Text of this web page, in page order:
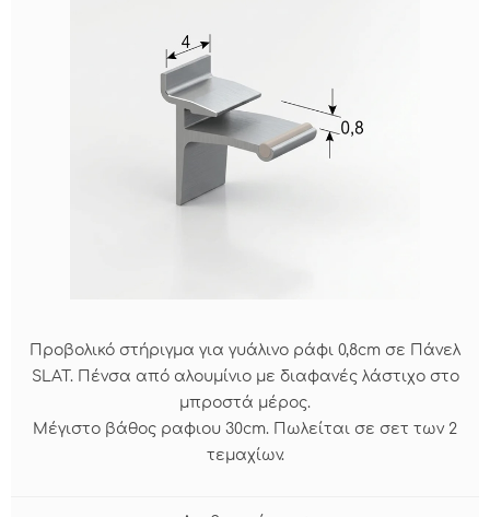
Προβολικό στήριγμα για γυάλινο ράφι 0,8cm σε Πάνελ
SLAT. Πένσα από αλουμίνιο με διαφανές λάστιχο στο
μπροστά μέρος.
Μέγιστο βάθος ραφιου 30cm. Πωλείται σε σετ των 2
τεμαχίων.